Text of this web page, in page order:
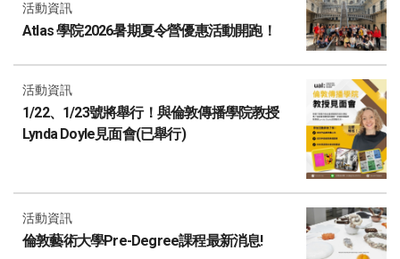
活動資訊
Atlas 學院2026暑期夏令營優惠活動開跑！
活動資訊
1/22、1/23號將舉行！與倫敦傳播學院教授
Lynda Doyle見面會(已舉行)
活動資訊
倫敦藝術大學Pre-Degree課程最新消息!